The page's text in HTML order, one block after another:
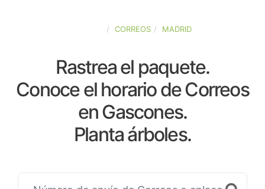
CORREOS MADRID
Rastrea el paquete.
Conoce el horario de Correos
en Gascones.
Planta árboles.